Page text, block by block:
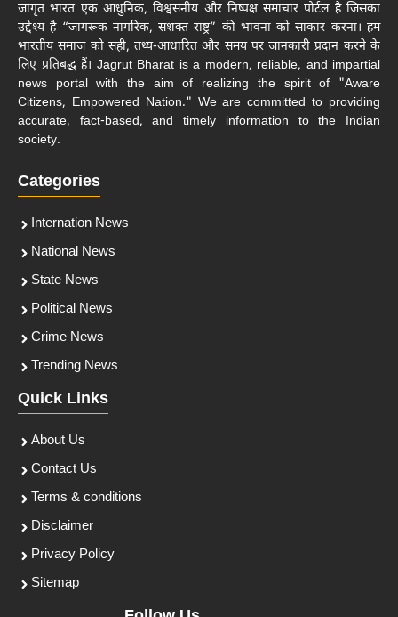
जागृत भारत एक आधुनिक, विश्वसनीय और निष्पक्ष समाचार पोर्टल है जिसका
उद्देश्य है “जागरूक नागरिक, सशक्त राष्ट्र” की भावना को साकार करना। हम
भारतीय समाज को सही, तथ्य-आधारित और समय पर जानकारी प्रदान करने के
लिए प्रतिबद्ध हैं। Jagrut Bharat is a modern, reliable, and impartial
news portal with the aim of realizing the spirit of "Aware
Citizens, Empowered Nation." We are committed to providing
accurate, fact-based, and timely information to the Indian
society.
Categories
Internation News
National News
State News
Political News
Crime News
Trending News
Quick Links
About Us
Contact Us
Terms & conditions
Disclaimer
Privacy Policy
Sitemap